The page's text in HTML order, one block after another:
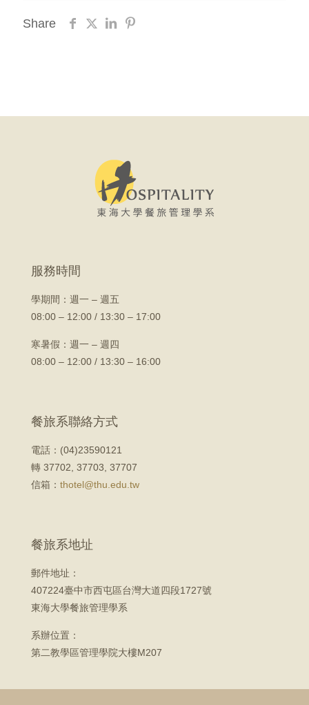
Share
服務時間
學期間： 週一 – 週五
08:00 – 12:00 / 13:30 – 17:00
寒暑假：週一 – 週四
08:00 – 12:00 / 13:30 – 16:00
餐旅系聯絡方式
電話：(04)23590121
轉 37702, 37703, 37707
信箱： thotel@thu.edu.tw
餐旅系地址
郵件地址：
407224臺中市西屯區台灣大道四段1727號
東海大學餐旅管理學系
系辦位置：
第二教學區管理學院大樓M207